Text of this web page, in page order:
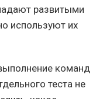
развитыми
используют их
команд
теста не